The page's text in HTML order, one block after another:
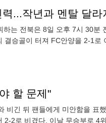
는 전북은 8일 오후 7시 30분
승골이 터져 FC안양을 2-1로
할 문제"
비긴 뒤 팬들에게 미안함을 표
2로 비겼다. 이날 무승부로 4